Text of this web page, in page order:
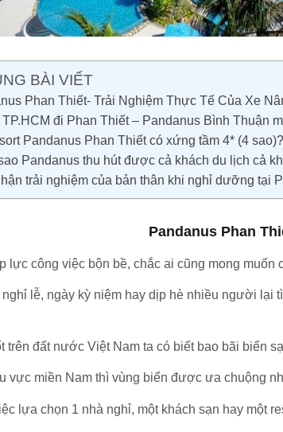
BÀI VIẾT
Phan Thiết- Trải Nghiệm Thực Tế Của Xe
đi Phan Thiết – Pandanus Bình Thuận
Pandanus Phan Thiết có xứng tầm 4* (4 sao)?
Pandanus thu hút được cả khách du lịch cả
trải nghiệm của bản thân khi nghỉ dưỡng tại
Pandanus Phan
lực công việc bộn bề, chắc ai cũng mong
lễ, ngày kỳ niệm hay dịp hè nhiều người
trên đất nước Việt Nam ta có biết bao bãi biển
vực miền Nam thì vùng biển được ưa chuộng
lựa chọn 1 nhà nghỉ, một khách sạn hay một